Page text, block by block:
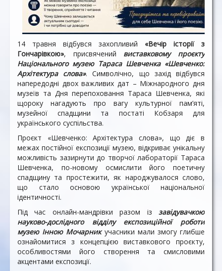
14 травня відбувся захопливий «Вечір історії з
Гончарівкою», присвячений виставковому проєкту
Національного музею Тараса Шевченка «Шевченко:
Архітектура слова». Символічно, що захід відбувся
напередодні двох важливих дат – Міжнародного дня
музеїв та Дня перепоховання Тараса Шевченка, які
щороку нагадують про вагу культурної пам’яті,
музейної спадщини та постаті Кобзаря для
українського суспільства.
Проєкт «Шевченко: Архітектура слова», що діє в
межах постійної експозиції музею, відкриває унікальну
можливість зазирнути до творчої лабораторії Тараса
Шевченка, по-новому осмислити його поетичну
спадщину та простежити, як народжувалося слово,
що стало основою української національної
ідентичності.
Під час онлайн-мандрівки разом із завідувачкою
науково-дослідного відділу експозиційної роботи
музею Інною Мочарник учасники мали змогу глибше
ознайомитися з концепцією виставкового проєкту,
особливостями його створення та смисловими
акцентами експозиції.